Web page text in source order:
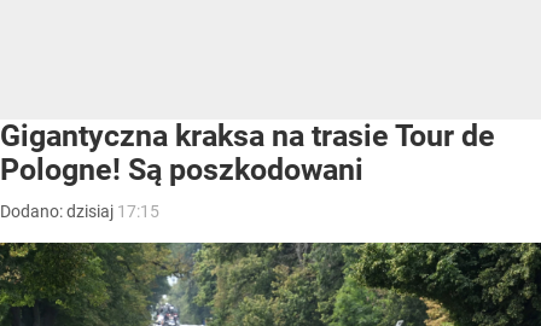
Gigantyczna kraksa na trasie Tour de
Pologne! Są poszkodowani
Dodano:dzisiaj 17:15